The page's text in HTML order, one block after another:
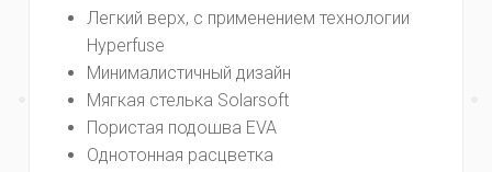
КОММЕНТАРИИ
Легкий верх, с применением технологии
Hyperfuse
Минималистичный дизайн
Мягкая стелька Solarsoft
Пористая подошва EVA
Однотонная расцветка